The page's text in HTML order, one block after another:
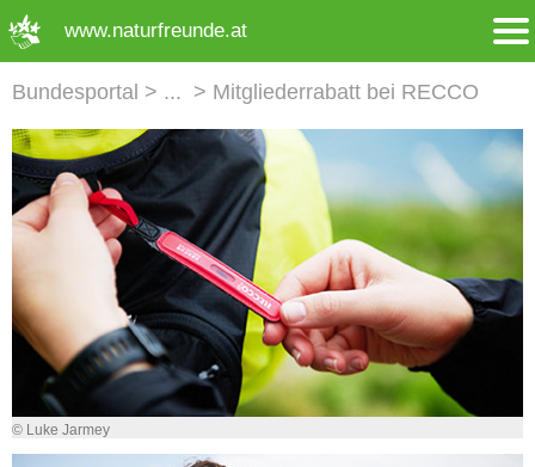
www.naturfreunde.at
Bundesportal Mitgliederrabatt bei RECCO
© Luke Jarmey